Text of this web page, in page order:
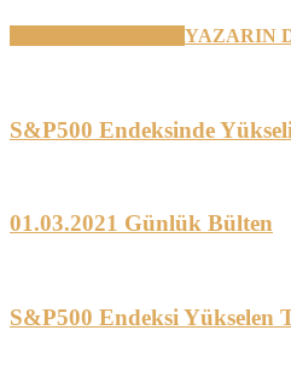
YAZARIN
S&P500 Endeksinde
01.03.2021 Günlük Bülten
S&P500 Endeksi Yükselen